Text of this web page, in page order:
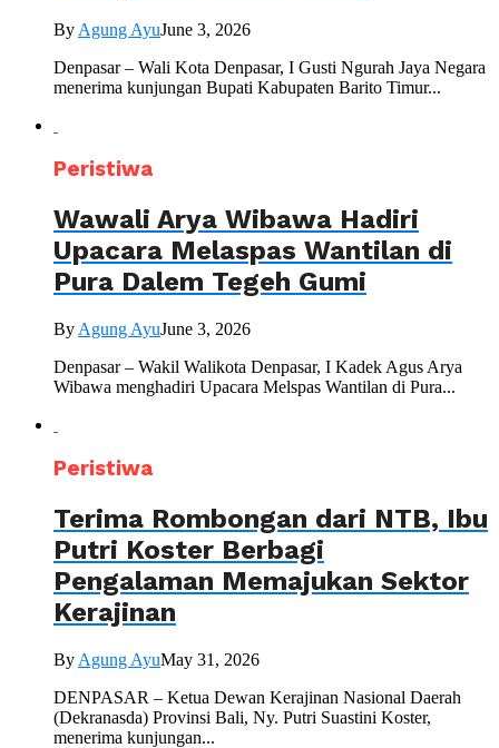
ByAgung AyuJune 3, 2026
Denpasar – Wali Kota Denpasar, I Gusti Ngurah Jaya Negara
menerima kunjungan Bupati Kabupaten Barito Timur...
Peristiwa
Wawali Arya Wibawa Hadiri
Upacara Melaspas Wantilan di
Pura Dalem Tegeh Gumi
By Agung AyuJune 3, 2026
Denpasar – Wakil Walikota Denpasar, I Kadek Agus Arya
Wibawa menghadiri Upacara Melspas Wantilan di Pura...
Peristiwa
Terima Rombongan dari NTB, Ibu
Putri Koster Berbagi
Pengalaman Memajukan Sektor
Kerajinan
By Agung AyuMay 31, 2026
DENPASAR – Ketua Dewan Kerajinan Nasional Daerah
(Dekranasda) Provinsi Bali, Ny. Putri Suastini Koster,
menerima kunjungan...